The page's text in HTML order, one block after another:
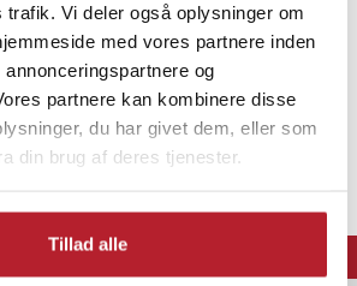
Vi deler også oplysninger om
med vores partnere inden
og
partnere kan kombinere disse
du har givet dem, eller som
din brug af deres tjenester.
Tillad alle
hverdagsting som nøgler og mønter, der
enheden.
anvendelsen hurtig og problemfri
kan Wozinsky-glas nemt påføres uden
og opretholder skærmens
skærmen selv under barske forhold
effektivt slagkræfter, hvilket reducerer
skader som følge af fald eller tryk.
⭐ 365 dages fortrydelsesret